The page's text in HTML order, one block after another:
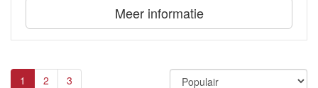
Meer informatie
1 2 3